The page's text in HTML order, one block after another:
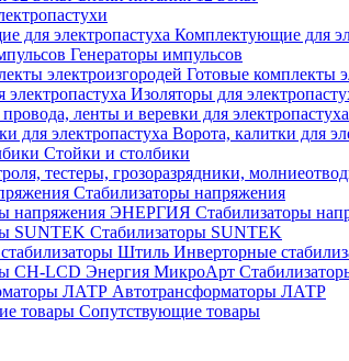
Комплектующие для
Генераторы импульсов
Готовые комплекты
Изоляторы для
Ворота, калитки для
Стойки и столбики
Стабилизаторы напряжения
Стабилизаторы
Стабилизаторы SUNTEK
Инверторные
Автотрансформаторы ЛАТР
Сопутствующие товары